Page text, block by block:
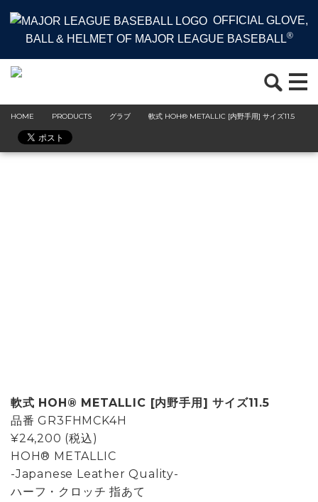
OFFICIAL GLOVE,
BALL & HELMET OF MAJOR LEAGUE BASEBALL®
HOME PRODUCTS グラブ 軟式 HOH® METALLIC [内野手用] サイズ11.5
軟式 HOH® METALLIC [内野手用] サイズ11.5
品番 GR3FHMCK4H
¥24,200 (税込)
HOH® METALLIC
-Japanese Leather Quality-
ハーフ・クロッチ 指あて